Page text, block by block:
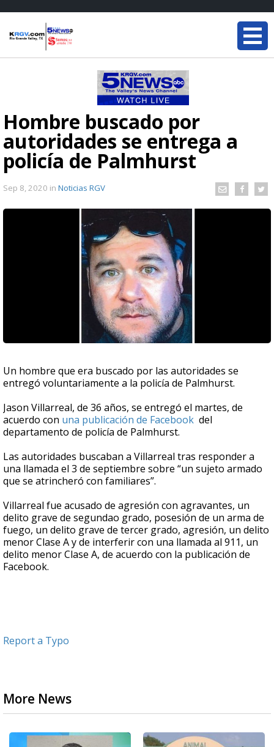
Hombre buscado por
autoridades se entrega a
policía de Palmhurst
Sep 8, 2020 in Noticias RGV
Un hombre que era buscado por las autoridades se
entregó voluntariamente a la policía de Palmhurst.
Jason Villarreal, de 36 años, se entregó el martes, de
acuerdo con una publicación de Facebook del
departamento de policía de Palmhurst.
Las autoridades buscaban a Villarreal tras responder a
una llamada el 3 de septiembre sobre “un sujeto armado
que se atrincheró con familiares”.
Villarreal fue acusado de agresión con agravantes, un
delito grave de segundao grado, posesión de un arma de
fuego, un delito grave de tercer grado, agresión, un delito
menor Clase A y de interferir con una llamada al 911, un
delito menor Clase A, de acuerdo con la publicación de
Facebook.
Report a Typo
More News